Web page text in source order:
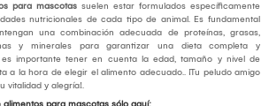
para mascotas suelen estar formulados específicamente
nutricionales de cada tipo de animal. Es fundamental
una combinación adecuada de proteínas, grasas,
y minerales para garantizar una dieta completa y
es importante tener en cuenta la edad, tamaño y nivel de
a la hora de elegir el alimento adecuado.. ¡Tu peludo amigo
vitalidad y alegría!.